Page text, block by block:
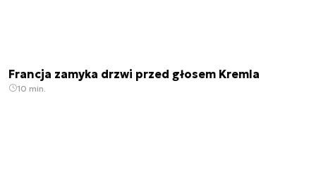
Francja zamyka drzwi przed głosem Kremla
10 min.